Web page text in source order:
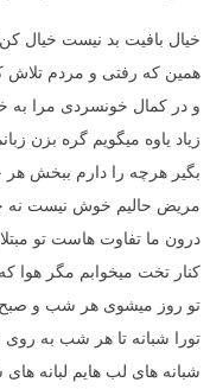
خیال بافیت بد نیست خیال
همین که رفتی و مردم تلاش
و در کمال خونسردی مرا به
زیاد یاوه میگویم گره بزن
بگیر هرچه را دارم ببخش هر
مریض حالیم خوش نیست نه
درون ما تفاوت هاست تو
کنار تخت میخوابم مگر هوا
تو روز میشوی هر شب و
تورا شبانه تا هر شب به روی
شبانه های لب هایم لبانه